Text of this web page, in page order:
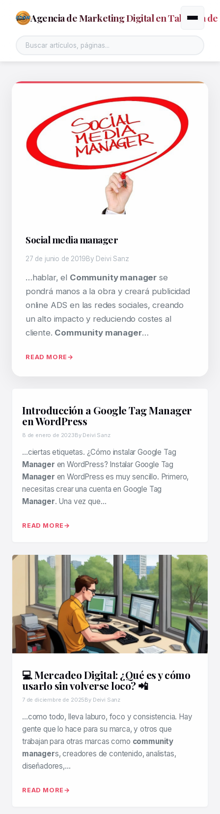
Agencia de Marketing Digital en Talavera de
Alternar
Social media manager
27 de junio de 2019By Deivi Sanz
…hablar, el Community manager se
pondrá manos a la obra y creará publicidad
online ADS en las redes sociales, creando
un alto impacto y reduciendo costes al
cliente. Community manager…
READ MORE
Introducción a Google Tag Manager
en WordPress
8 de enero de 2023By Deivi Sanz
…ciertas etiquetas. ¿Cómo instalar Google Tag
Manager en WordPress? Instalar Google Tag
Manager en WordPress es muy sencillo. Primero,
necesitas crear una cuenta en Google Tag
Manager. Una vez que…
READ MORE
💻 Mercadeo Digital: ¿Qué es y cómo
usarlo sin volverse loco? 📲
7 de diciembre de 2025By Deivi Sanz
…como todo, lleva laburo, foco y consistencia. Hay
gente que lo hace para su marca, y otros que
trabajan para otras marcas como community
managers, creadores de contenido, analistas,
diseñadores,…
READ MORE